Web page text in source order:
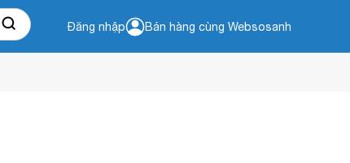
Đăng nhập Bán hàng cùng Websosanh